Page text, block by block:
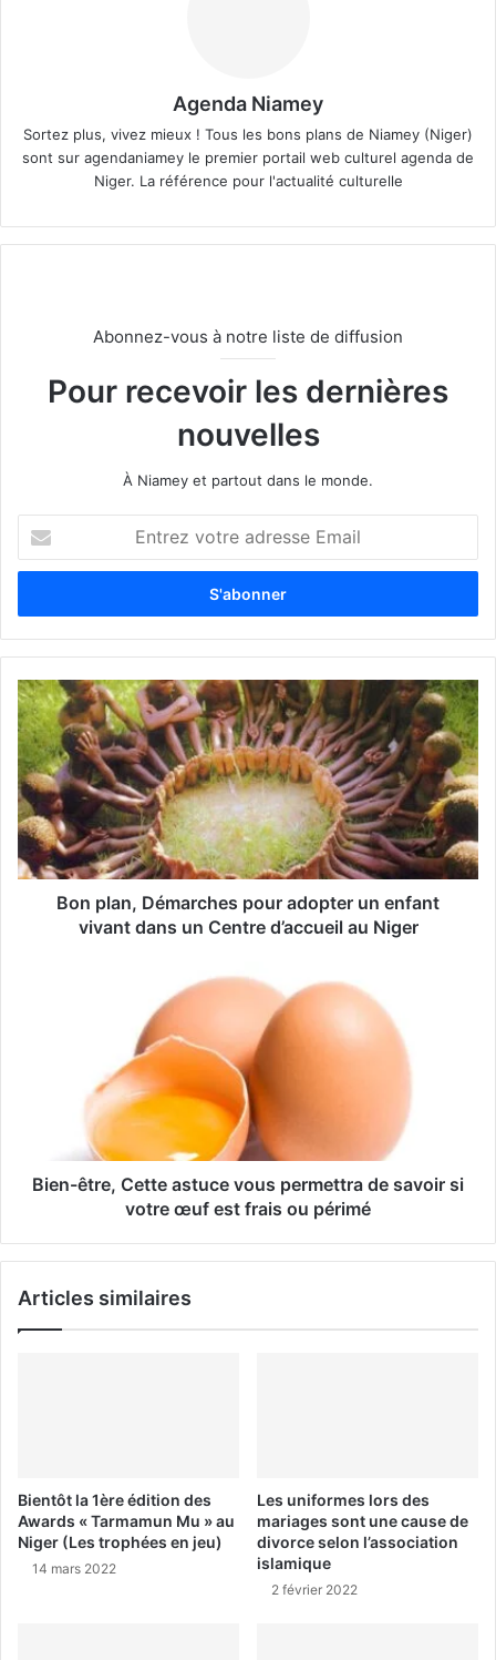
Agenda Niamey
Sortez plus, vivez mieux ! Tous les bons plans de Niamey (Niger)
sont sur agendaniamey le premier portail web culturel agenda de
Niger. La référence pour l'actualité culturelle
Abonnez-vous à notre liste de diffusion
Pour recevoir les dernières
nouvelles
À Niamey et partout dans le monde.
t
e
z
o
t
r
e
a
d
r
e
s
Bon plan, Démarches pour adopter un enfant
vivant dans un Centre d’accueil au Niger
Bien-être, Cette astuce vous permettra de savoir si
votre œuf est frais ou périmé
Articles similaires
Bientôt la 1ère édition des
Awards « Tarmamun Mu » au
Niger (Les trophées en jeu)
14 mars 2022
Les uniformes lors des
mariages sont une cause de
divorce selon l’association
islamique
2 février 2022